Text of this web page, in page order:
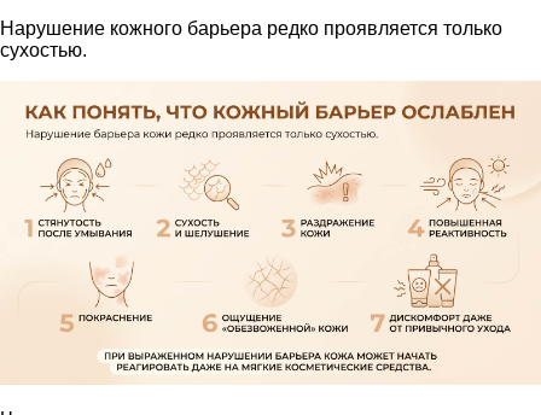
Нарушение кожного барьера редко проявляется только
сухостью.